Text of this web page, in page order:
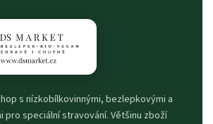
s nízkobílkovinnými, bezlepkovými a
pro speciální stravování. Většinu zboží